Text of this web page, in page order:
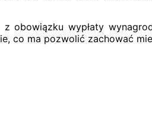
obowiązku wypłaty
co ma pozwolić zachować